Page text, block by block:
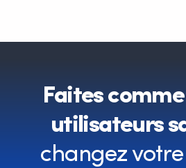
Faites
utilisateurs
changez votre